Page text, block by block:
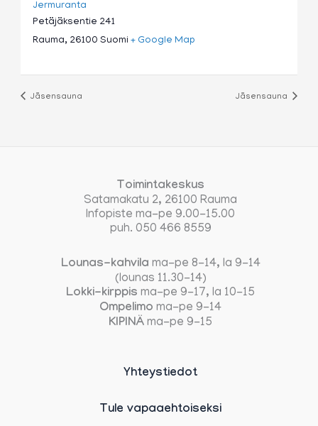
Jermuranta
Petäjäksentie 241
Rauma, 26100 Suomi + Google Map
Jäsensauna Jäsensauna
Toimintakeskus
Satamakatu 2, 26100 Rauma
Infopiste ma-pe 9.00-15.00
puh. 050 466 8559
Lounas-kahvila ma-pe 8-14, la 9-14
(lounas 11.30-14)
Lokki-kirppis ma-pe 9-17, la 10-15
Ompelimo ma-pe 9-14
KIPINÄ ma-pe 9-15
Yhteystiedot
Tule vapaaehtoiseksi